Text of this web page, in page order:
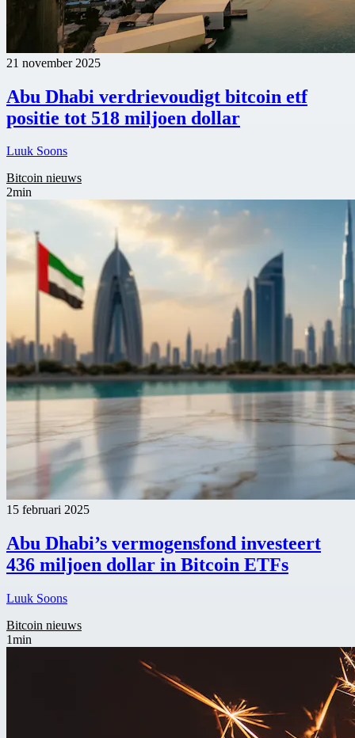
21 november 2025
Abu Dhabi verdrievoudigt bitcoin etf
positie tot 518 miljoen dollar
Luuk Soons
Bitcoin nieuws
2min
15 februari 2025
Abu Dhabi’s vermogensfond investeert
436 miljoen dollar in Bitcoin ETFs
Luuk Soons
Bitcoin nieuws
1min